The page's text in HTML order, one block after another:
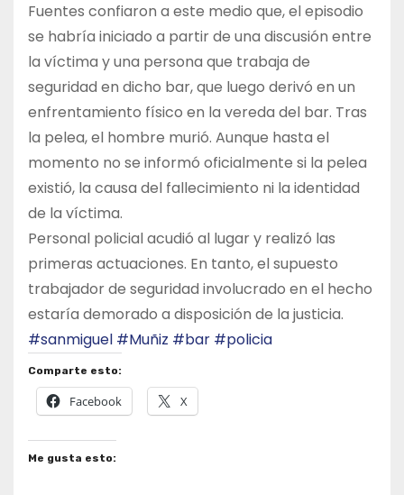
Fuentes confiaron a este medio que, el episodio
se habría iniciado a partir de una discusión entre
la víctima y una persona que trabaja de
seguridad en dicho bar, que luego derivó en un
enfrentamiento físico en la vereda del bar. Tras
la pelea, el hombre murió. Aunque hasta el
momento no se informó oficialmente si la pelea
existió, la causa del fallecimiento ni la identidad
de la víctima.
Personal policial acudió al lugar y realizó las
primeras actuaciones. En tanto, el supuesto
trabajador de seguridad involucrado en el hecho
estaría demorado a disposición de la justicia.
#sanmiguel #Muñiz #bar #policia
Comparte esto:
Facebook X
Me gusta esto: